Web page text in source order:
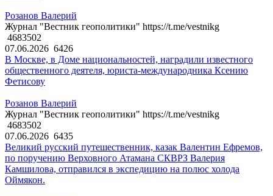
Розанов Валерий
Журнал "Вестник геополитики" https://t.me/vestnikg
4683502
07.06.2026 6426
В Москве, в Доме национальностей, наградили известного
общественного деятеля, юриста-международника Ксению
Фетисову
Розанов Валерий
Журнал "Вестник геополитики" https://t.me/vestnikg
4683502
07.06.2026 6435
Великий русский путешественник, казак Валентин Ефремов,
по поручению Верховного Атамана СКВРЗ Валерия
Камшилова, отправился в экспедицию на полюс холода
Оймякон.